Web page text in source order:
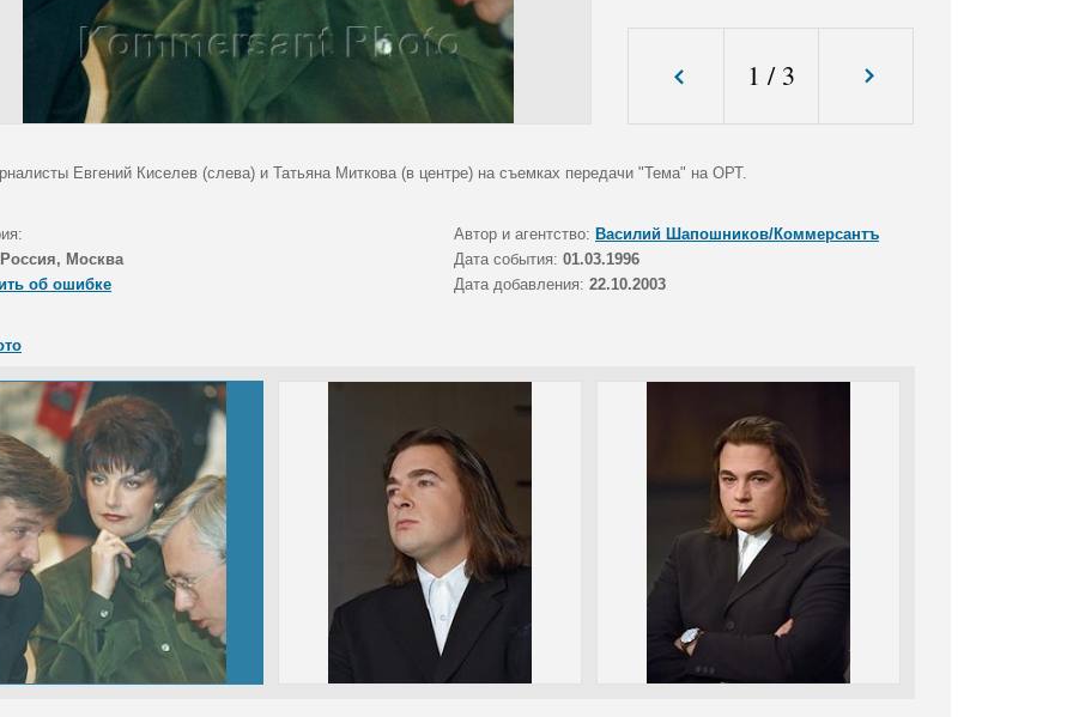
1 / 3
Евгений Киселев (слева) и Татьяна Миткова (в центре) на съемках передачи "Тема" на ОРТ.
Автор и агентство: Василий Шапошников/Коммерсантъ
Россия, Москва Дата события: 01.03.1996
об ошибке
Дата добавления: 22.10.2003